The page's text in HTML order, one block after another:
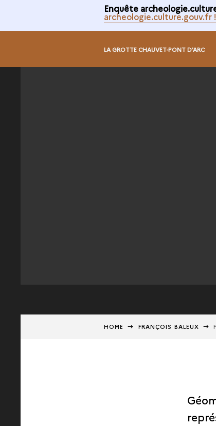
Enquête
archeologie.culture.gouv.fr !
LA GROTTE CHAUVET-PONT D'ARC
HOME FRANÇOIS BALEUX